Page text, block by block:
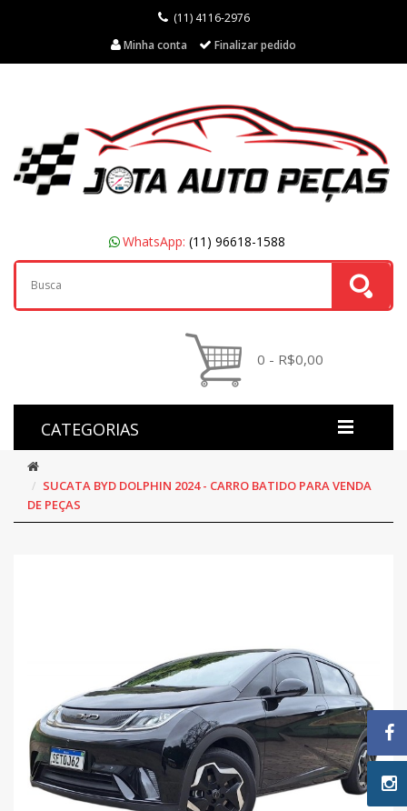
(11) 4116-2976
Minha conta
Finalizar pedido
WhatsApp: (11) 96618-1588
0 - R$0,00
CATEGORIAS
SUCATA BYD DOLPHIN 2024 - CARRO BATIDO PARA VENDA
DE PEÇAS